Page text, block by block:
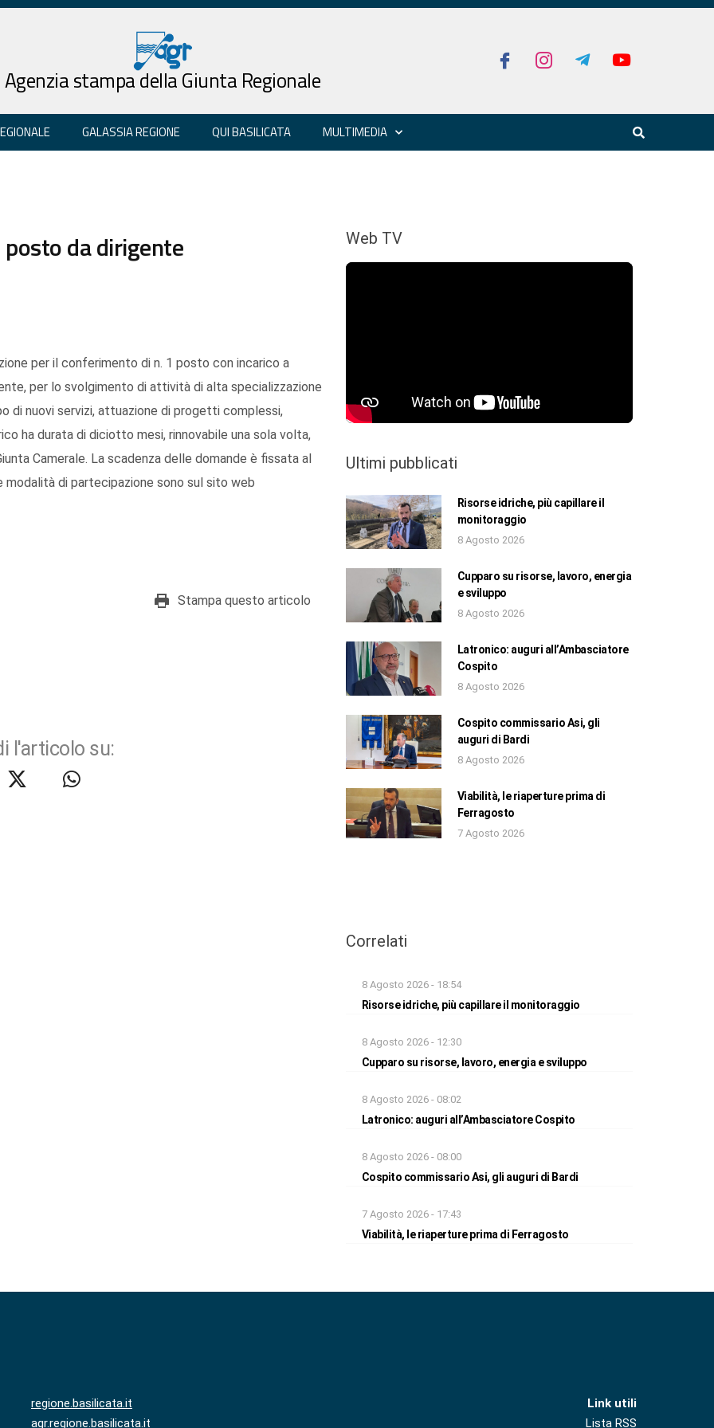
Agenzia stampa della Giunta Regionale
GALASSIA REGIONE QUI BASILICATA MULTIMEDIA
posto da dirigente
per il conferimento di n. 1 posto con incarico a
per lo svolgimento di attività di alta specializzazione
di nuovi servizi, attuazione di progetti complessi,
ha durata di diciotto mesi, rinnovabile una sola volta,
Camerale. La scadenza delle domande è fissata al
di partecipazione sono sul sito web
Stampa questo articolo
l'articolo su:
Web TV
Ultimi pubblicati
Risorse idriche, più capillare il
monitoraggio
8 Agosto 2026
Cupparo su risorse, lavoro, energia
e sviluppo
8 Agosto 2026
Latronico: auguri all’Ambasciatore
Cospito
8 Agosto 2026
Cospito commissario Asi, gli
auguri di Bardi
8 Agosto 2026
Viabilità, le riaperture prima di
Ferragosto
7 Agosto 2026
Correlati
8 Agosto 2026 - 18:54
Risorse idriche, più capillare il monitoraggio
8 Agosto 2026 - 12:30
Cupparo su risorse, lavoro, energia e sviluppo
8 Agosto 2026 - 08:02
Latronico: auguri all’Ambasciatore Cospito
8 Agosto 2026 - 08:00
Cospito commissario Asi, gli auguri di Bardi
7 Agosto 2026 - 17:43
Viabilità, le riaperture prima di Ferragosto
regione.basilicata.it
agr.regione.basilicata.it
Link utili
Lista RSS